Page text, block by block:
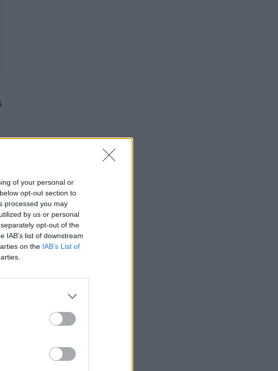
of your personal or
opt-out section to
processed you may
by us or personal
opt-out of the
IAB’s list of downstream
on the IAB’s List of